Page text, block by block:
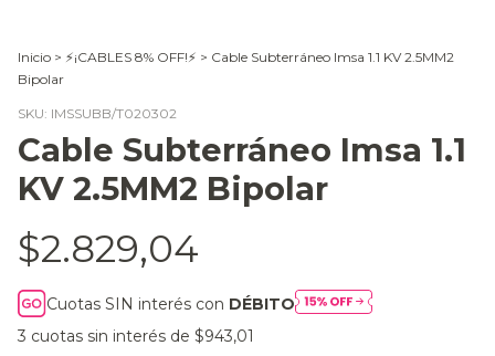
Inicio > ⚡¡CABLES 8% OFF!⚡ > Cable Subterráneo Imsa 1.1 KV 2.5MM2
Bipolar
SKU: IMSSUBB/T020302
Cable Subterráneo Imsa 1.1
KV 2.5MM2 Bipolar
$2.829,04
Cuotas SIN interés con DÉBITO
3 cuotas sin interés de $943,01